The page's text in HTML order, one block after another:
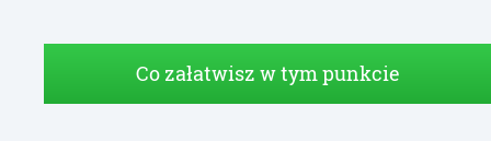
Co załatwisz w tym punkcie